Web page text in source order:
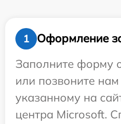
1
Оформление
Заполните форму
или позвоните
указанному на
центра Microsoft.